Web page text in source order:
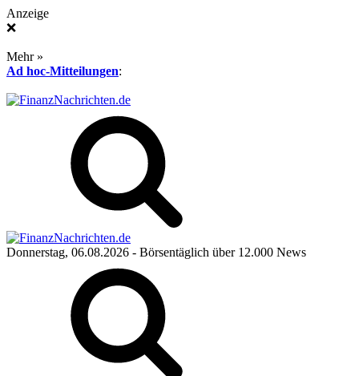
Anzeige
❌
Mehr »
Ad hoc-Mitteilungen:
Donnerstag, 06.08.2026 - Börsentäglich über 12.000 News